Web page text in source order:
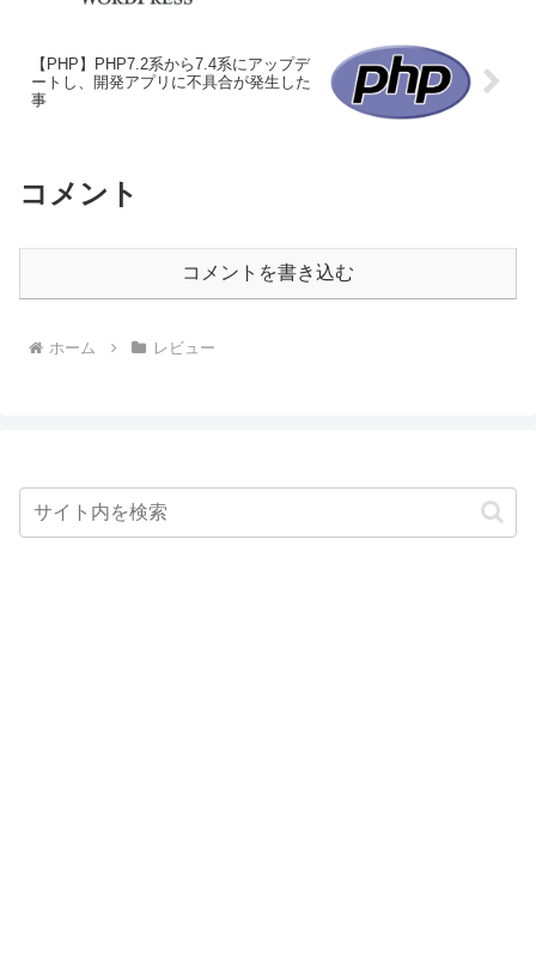
【PHP】PHP7.2系から7.4系にアップデ
ートし、開発アプリに不具合が発生した
事
コメント
コメントを書き込む
ホーム レビュー